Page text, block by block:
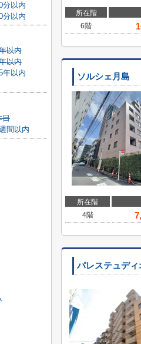
所在階
6階
1
ソルシェ月島
所在階
4階
パレステュデ
分以内
分以内
以内
以内
年以内
日
間以内